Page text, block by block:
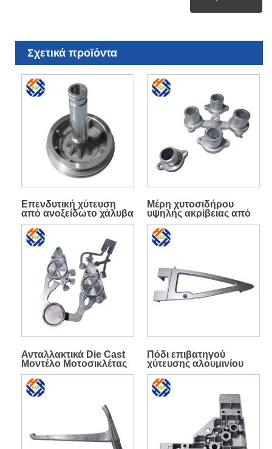
Σχετικά προϊόντα
Επενδυτική χύτευση
από ανοξείδωτο χάλυβα
Χύτευση από κράμα
αλουμινίου
Μέρη χυτοσιδήρου
υψηλής ακρίβειας από
αλουμίνιο
Ανταλλακτικά Die Cast
Μοντέλο Μοτοσικλέτας
Αλουμινίου
Πόδι επιβατηγού
χύτευσης αλουμινίου